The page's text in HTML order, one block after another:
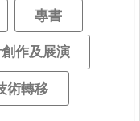
專書
作及展演
術轉移